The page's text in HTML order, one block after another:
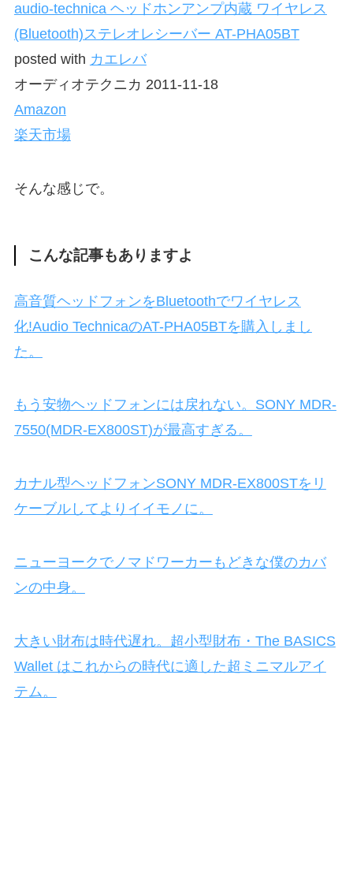
audio-technica ヘッドホンアンプ内蔵 ワイヤレス
(Bluetooth)ステレオレシーバー AT-PHA05BT
posted with カエレバ
オーディオテクニカ 2011-11-18
Amazon
楽天市場
そんな感じで。
こんな記事もありますよ
高音質ヘッドフォンをBluetoothでワイヤレス
化!Audio TechnicaのAT-PHA05BTを購入しまし
た。
もう安物ヘッドフォンには戻れない。SONY MDR-
7550(MDR-EX800ST)が最高すぎる。
カナル型ヘッドフォンSONY MDR-EX800STをリ
ケーブルしてよりイイモノに。
ニューヨークでノマドワーカーもどきな僕のカバ
ンの中身。
大きい財布は時代遅れ。超小型財布・The BASICS
Wallet はこれからの時代に適した超ミニマルアイ
テム。